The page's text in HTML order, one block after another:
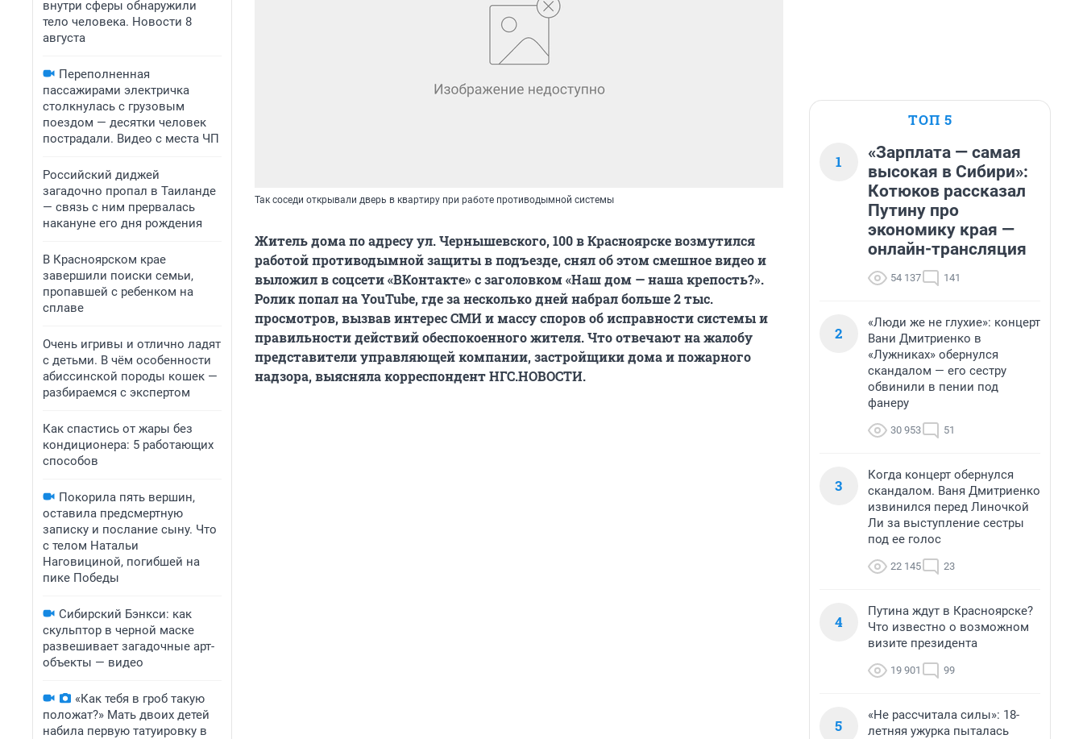
внутри сферы обнаружили
тело человека. Новости 8
августа
Переполненная
пассажирами электричка
столкнулась с грузовым
поездом — десятки человек
пострадали. Видео с места ЧП
Российский диджей
загадочно пропал в Таиланде
— связь с ним прервалась
накануне его дня рождения
В Красноярском крае
завершили поиски семьи,
пропавшей с ребенком на
сплаве
Очень игривы и отлично ладят
с детьми. В чём особенности
абиссинской породы кошек —
разбираемся с экспертом
Как спастись от жары без
кондиционера: 5 работающих
способов
Покорила пять вершин,
оставила предсмертную
записку и послание сыну. Что
с телом Натальи
Наговициной, погибшей на
пике Победы
Сибирский Бэнкси: как
скульптор в черной маске
развешивает загадочные арт-
объекты — видео
«Как тебя в гроб такую
положат?» Мать двоих детей
набила первую татуировку в
Так соседи открывали дверь в квартиру при работе противодымной системы
Житель дома по адресу ул. Чернышевского, 100 в Красноярске возмутился
работой противодымной защиты в подъезде, снял об этом смешное видео и
выложил в соцсети «ВКонтакте» с заголовком «Наш дом — наша крепость?».
Ролик попал на YouTube, где за несколько дней набрал больше 2 тыс.
просмотров, вызвав интерес СМИ и массу споров об исправности системы и
правильности действий обеспокоенного жителя. Что отвечают на жалобу
представители управляющей компании, застройщики дома и пожарного
надзора, выясняла корреспондент НГС.НОВОСТИ.
ТОП 5
1
«Зарплата — самая
высокая в Сибири»:
Котюков рассказал
Путину про
экономику края —
онлайн-трансляция
54 137 141
2
«Люди же не глухие»: концерт
Вани Дмитриенко в
«Лужниках» обернулся
скандалом — его сестру
обвинили в пении под
фанеру
30 953 51
3
Когда концерт обернулся
скандалом. Ваня Дмитриенко
извинился перед Линочкой
Ли за выступление сестры
под ее голос
22 145 23
4
Путина ждут в Красноярске?
Что известно о возможном
визите президента
19 901 99
5
«Не рассчитала силы»: 18-
летняя ужурка пыталась